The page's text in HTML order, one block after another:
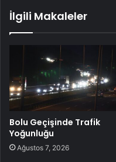
İlgili Makaleler
Bolu Geçişinde Trafik
Yoğunluğu
Ağustos 7, 2026